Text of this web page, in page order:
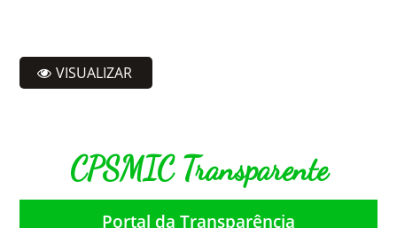
VISUALIZAR
CPSMIC Transparente
Portal da Transparência